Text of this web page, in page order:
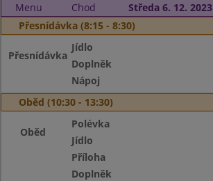
Menu
Chod
Středa 6. 12. 2023
Přesnídávka (8:15 - 8:30)
Přesnídávka
Jídlo
Doplněk
Nápoj
Oběd (10:30 - 13:30)
Oběd
Polévka
Jídlo
Příloha
Doplněk